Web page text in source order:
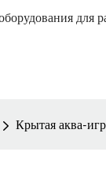
для
Крытая аква-